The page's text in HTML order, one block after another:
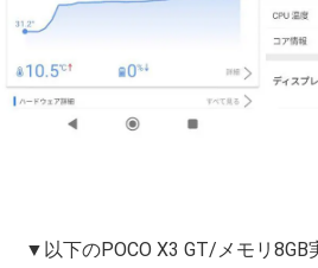
▼以下のPOCO X3 GT/メモリ8GB